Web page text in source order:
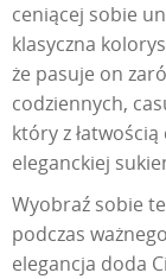
ceniącej sobie
klasyczna
że pasuje on
codziennych,
który z
eleganckiej
Wyobraź sobie
podczas
elegancja doda